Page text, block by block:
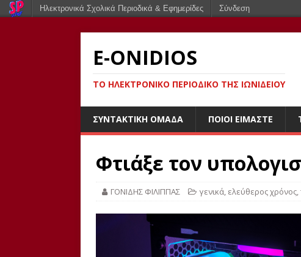
E-ONIDIOS
ΤΟ ΗΛΕΚΤΡΟΝΙΚΌ ΠΕΡΙΟΔΙΚΌ ΤΗΣ ΙΩΝΙΔΕΊΟΥ
ΣΥΝΤΑΚΤΙΚΉ ΟΜΆΔΑ ΠΟΙΟΙ ΕΊΜΑΣΤΕ
Φτιάξε τον
ΓΟΝΙΔΗΣ ΦΙΛΙΠΠΑΣ γενικά, ελεύθερος χρόνος,
Ηλεκτρονικά Σχολικά Περιοδικά & Εφημερίδες Σύνδεση